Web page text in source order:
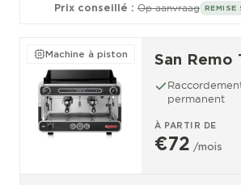
Prix conseillé : Op aanvraag REMISE
Machine à piston San Remo
permanent
À PARTIR DE
€72 /mois